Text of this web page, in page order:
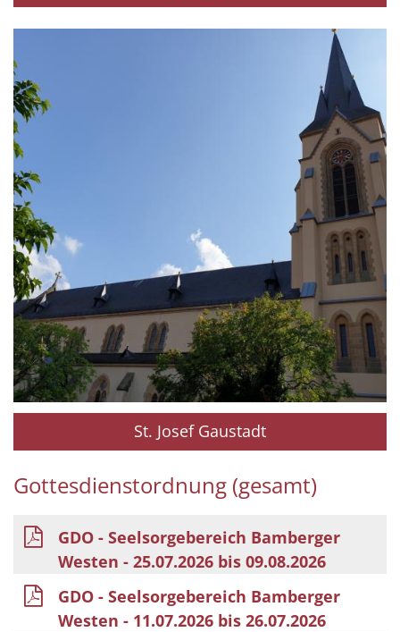
St. Josef Gaustadt
Gottesdienstordnung (gesamt)
GDO - Seelsorgebereich Bamberger
Westen - 25.07.2026 bis 09.08.2026
GDO - Seelsorgebereich Bamberger
Westen - 11.07.2026 bis 26.07.2026